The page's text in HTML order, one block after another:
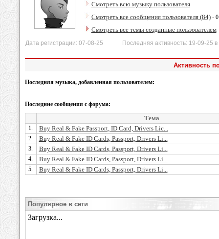
Смотреть всю музыку пользователя
Смотреть все сообщения пользователя (84)-
Смотреть все темы созданные пользователем
Дата регистрации: 07-08-25 Последняя активность: 19-09-25 в
Активность
Последняя музыка, добавленная пользователем:
Последние сообщения с форума:
Тема
1. Buy Real & Fake Passport, ID Card, Drivers Lic...
2. Buy Real & Fake ID Cards, Passport, Drivers Li...
3. Buy Real & Fake ID Cards, Passport, Drivers Li...
4. Buy Real & Fake ID Cards, Passport, Drivers Li...
5. Buy Real & Fake ID Cards, Passport, Drivers Li...
Популярное в сети